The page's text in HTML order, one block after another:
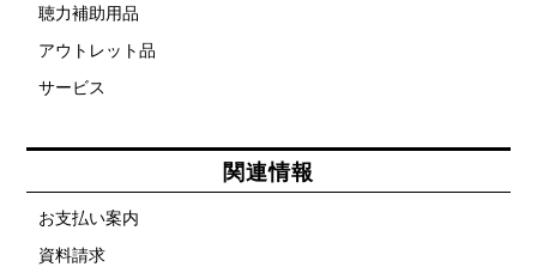
聴力補助用品
アウトレット品
サービス
関連情報
お支払い案内
資料請求